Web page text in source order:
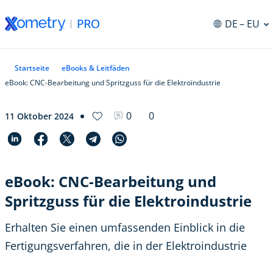
DE– EU
Startseite
eBooks & Leitfäden
eBook: CNC-Bearbeitung und Spritzguss für die Elektroindustrie
11 Oktober 2024 0 0
eBook: CNC-Bearbeitung und
Spritzguss für die Elektroindustrie
Erhalten Sie einen umfassenden Einblick in die
Fertigungsverfahren, die in der Elektroindustrie